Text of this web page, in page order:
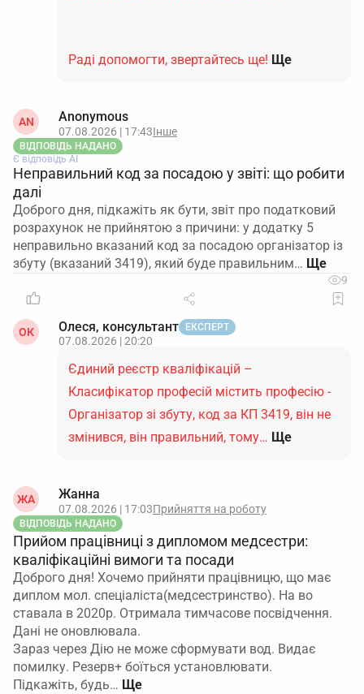
Раді допомогти, звертайтесь ще! Ще
AN Anonymous
07.08.2026 | 17:43Інше
ВІДПОВІДЬ НАДАНО
Є відповідь АІ
Неправильний код за посадою у звіті: що робити
далі
Доброго дня, підкажіть як бути, звіт про податковий
розрахунок не прийнятою з причини: у додатку 5
неправильно вказаний код за посадою організатор із
збуту (вказаний 3419), який буде правильним…
9
ОК Олеся, консультант ЕКСПЕРТ
07.08.2026 | 20:20
Єдиний реєстр кваліфікацій –
Класифікатор професій містить професію -
Організатор зі збуту, код за КП 3419, він не
змінився, він правильний, тому… Ще
ЖА Жанна
07.08.2026 | 17:03Прийняття на роботу
ВІДПОВІДЬ НАДАНО
Прийом працівниці з дипломом медсестри:
кваліфікаційні вимоги та посади
Доброго дня! Хочемо прийняти працівницю, що має
диплом мол. спеціаліста(медсестринство). На во
ставала в 2020р. Отримала тимчасове посвідчення.
Дані не оновлювала.
Зараз через Дію не може сформувати вод. Видає
помилку. Резерв+ боїться установлювати.
Підкажіть, будь…